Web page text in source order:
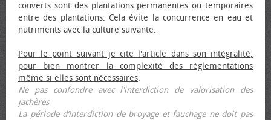
couverts sont des plantations permanentes ou temporaires
entre des plantations. Cela évite la concurrence en eau et
nutriments avec la culture suivante.
Pour le point suivant je cite l'article dans son intégralité,
pour bien montrer la complexité des réglementations
même si elles sont nécessaires.
Ne pas confondre avec l'interdiction de valorisation des
jachères
La période d’interdiction de broyage et fauchage ne doit pas